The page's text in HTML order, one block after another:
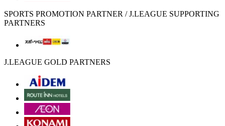
SPORTS PROMOTION PARTNER / J.LEAGUE SUPPORTING
PARTNERS
J.LEAGUE GOLD PARTNERS